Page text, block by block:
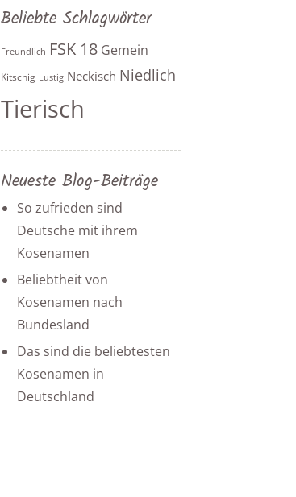
Beliebte Schlagwörter
Freundlich FSK 18 Gemein
Kitschig Lustig Neckisch Niedlich
Tierisch
Neueste Blog-Beiträge
So zufrieden sind
Deutsche mit ihrem
Kosenamen
Beliebtheit von
Kosenamen nach
Bundesland
Das sind die beliebtesten
Kosenamen in
Deutschland